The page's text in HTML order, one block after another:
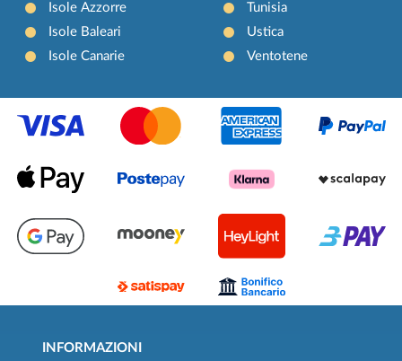
Isole Azzorre
Isole Baleari
Isole Canarie
Tunisia
Ustica
Ventotene
INFORMAZIONI